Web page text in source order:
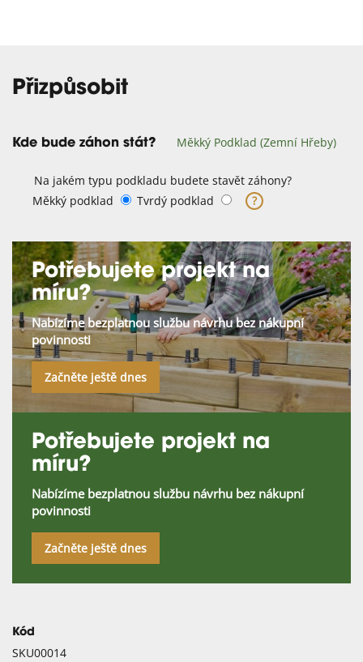
Přizpůsobit
Kde bude záhon stát? Měkký Podklad (zemní Hřeby)
Na jakém typu podkladu budete stavět záhony?
Měkký podklad
Tvrdý podklad ?
Potřebujete projekt na
míru?
Nabízíme bezplatnou službu návrhu bez nákupní
povinnosti
Začněte ještě dnes
Potřebujete projekt na
míru?
Nabízíme bezplatnou službu návrhu bez nákupní
povinnosti
Začněte ještě dnes
Kód
SKU00014